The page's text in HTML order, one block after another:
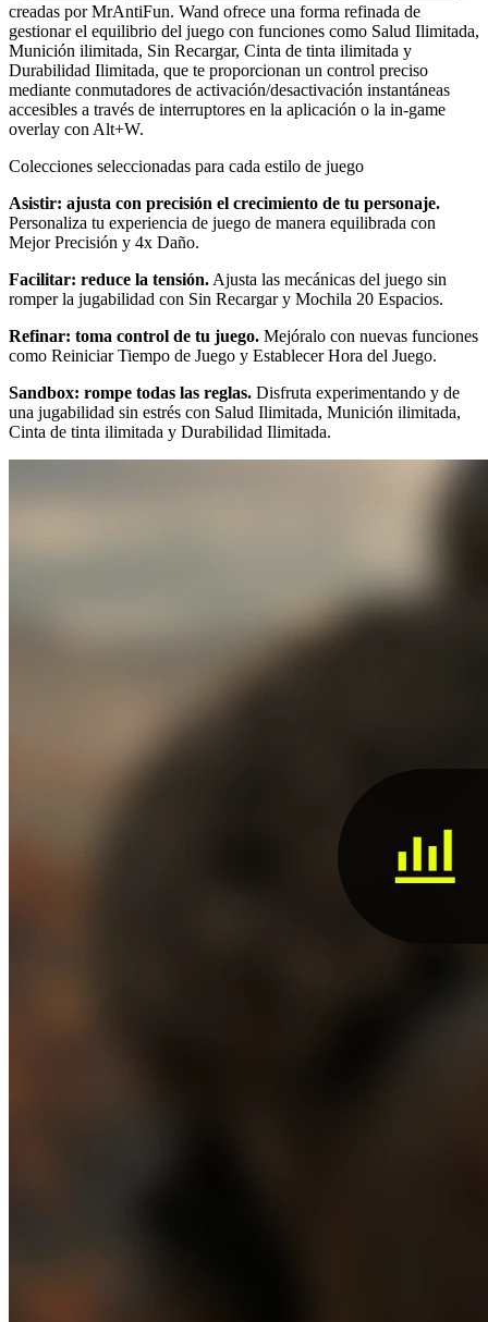
creadas por MrAntiFun. Wand ofrece una forma refinada de
gestionar el equilibrio del juego con funciones como Salud Ilimitada,
Munición ilimitada, Sin Recargar, Cinta de tinta ilimitada y
Durabilidad Ilimitada, que te proporcionan un control preciso
mediante conmutadores de activación/desactivación instantáneas
accesibles a través de interruptores en la aplicación o la in-game
overlay con Alt+W.
Colecciones seleccionadas para cada estilo de juego
Asistir: ajusta con precisión el crecimiento de tu personaje.
Personaliza tu experiencia de juego de manera equilibrada con
Mejor Precisión y 4x Daño.
Facilitar: reduce la tensión. Ajusta las mecánicas del juego sin
romper la jugabilidad con Sin Recargar y Mochila 20 Espacios.
Refinar: toma control de tu juego. Mejóralo con nuevas funciones
como Reiniciar Tiempo de Juego y Establecer Hora del Juego.
Sandbox: rompe todas las reglas. Disfruta experimentando y de
una jugabilidad sin estrés con Salud Ilimitada, Munición ilimitada,
Cinta de tinta ilimitada y Durabilidad Ilimitada.